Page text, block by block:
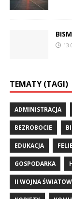
TEMATY (TAGI)
ADMINISTRACJA
BEZROBOCIE
EDUKACJA
GOSPODARKA
II WOJNA